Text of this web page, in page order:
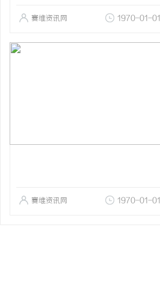
赛维资讯网 1970-01-01
赛维资讯网 1970-01-01